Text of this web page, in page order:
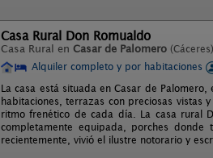
Casa Rural Don Romualdo
Casa Rural en Casar de Palomero (Cáceres)
Alquiler completo y por habitaciones
La casa está situada en Casar de
habitaciones, terrazas con preciosas vistas
ritmo frenético de cada día. La casa rural
completamente equipada, porches
recientemente, vivió el ilustre notorario y